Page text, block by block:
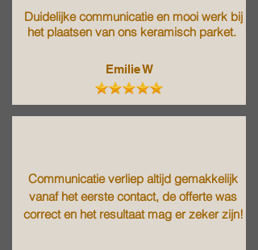
Duidelijke communicatie en mooi werk bij
het plaatsen van ons keramisch parket.
Emilie W
Communicatie verliep altijd gemakkelijk
vanaf het eerste contact, de offerte was
correct en het resultaat mag er zeker zijn!